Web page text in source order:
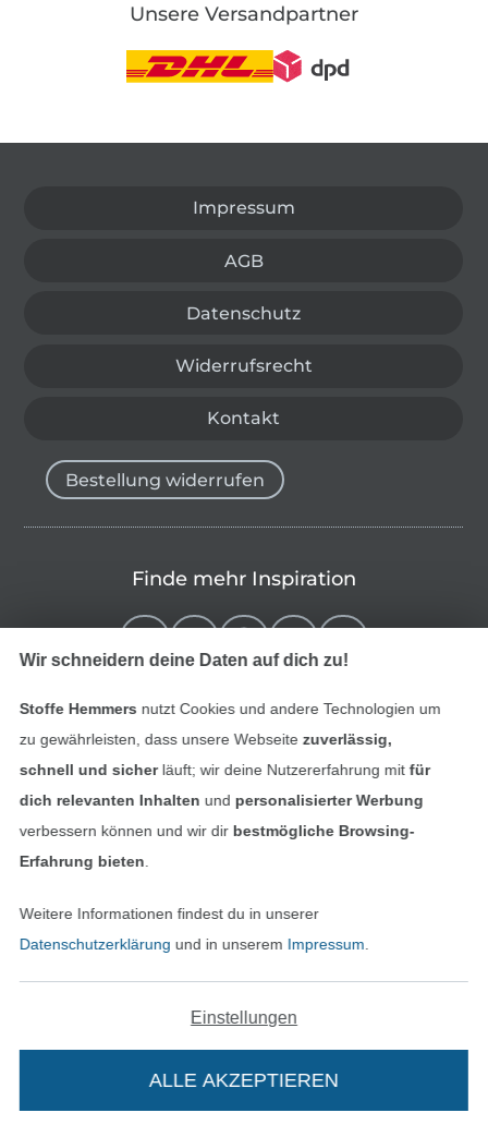
Unsere Versandpartner
Impressum
AGB
Datenschutz
Widerrufsrecht
Kontakt
Alle Preise inkl. der gesetzl. MwSt.
Bestellung widerrufen
Finde mehr Inspiration
Deutsch
Wir schneidern deine Daten auf dich zu!
Stoffe Hemmers nutzt Cookies und andere Technologien um
zu gewährleisten, dass unsere Webseite zuverlässig,
schnell und sicherläuft; wir deine Nutzererfahrung mitfür
dich relevanten Inhalten und personalisierter Werbung
verbessern können und wir dir bestmögliche Browsing-
Erfahrung bieten
Weitere Informationen findest du in unserer
Datenschutzerklärung und in unserem Impressum
Einstellungen
ALLE AKZEPTIEREN